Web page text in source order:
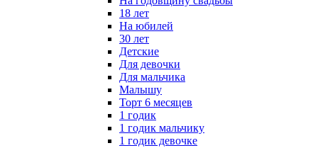
18 лет
На юбилей
30 лет
Детские
Для девочки
Для мальчика
Малышу
Торт 6 месяцев
1 годик
1 годик мальчику
1 годик девочке